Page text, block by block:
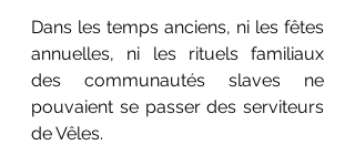
Dans les temps anciens, ni les fêtes
annuelles, ni les rituels familiaux
des communautés slaves ne
pouvaient se passer des serviteurs
de Vêles.